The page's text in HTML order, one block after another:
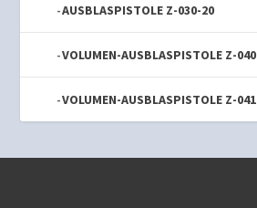
AUSBLASPISTOLE Z-030-20
VOLUMEN-AUSBLASPISTOLE Z-040
VOLUMEN-AUSBLASPISTOLE Z-041